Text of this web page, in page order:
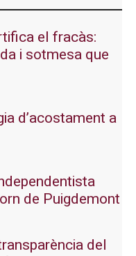
el fracàs:
i sotmesa que
d’acostament a
de Puigdemont
del